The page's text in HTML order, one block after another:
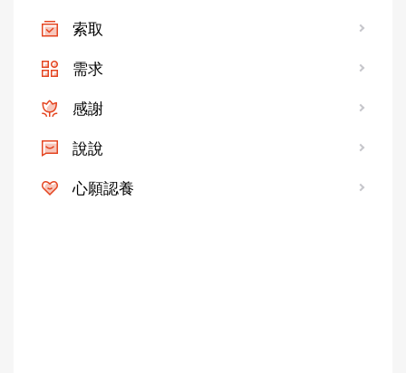
索取
需求
感謝
說說
心願認養